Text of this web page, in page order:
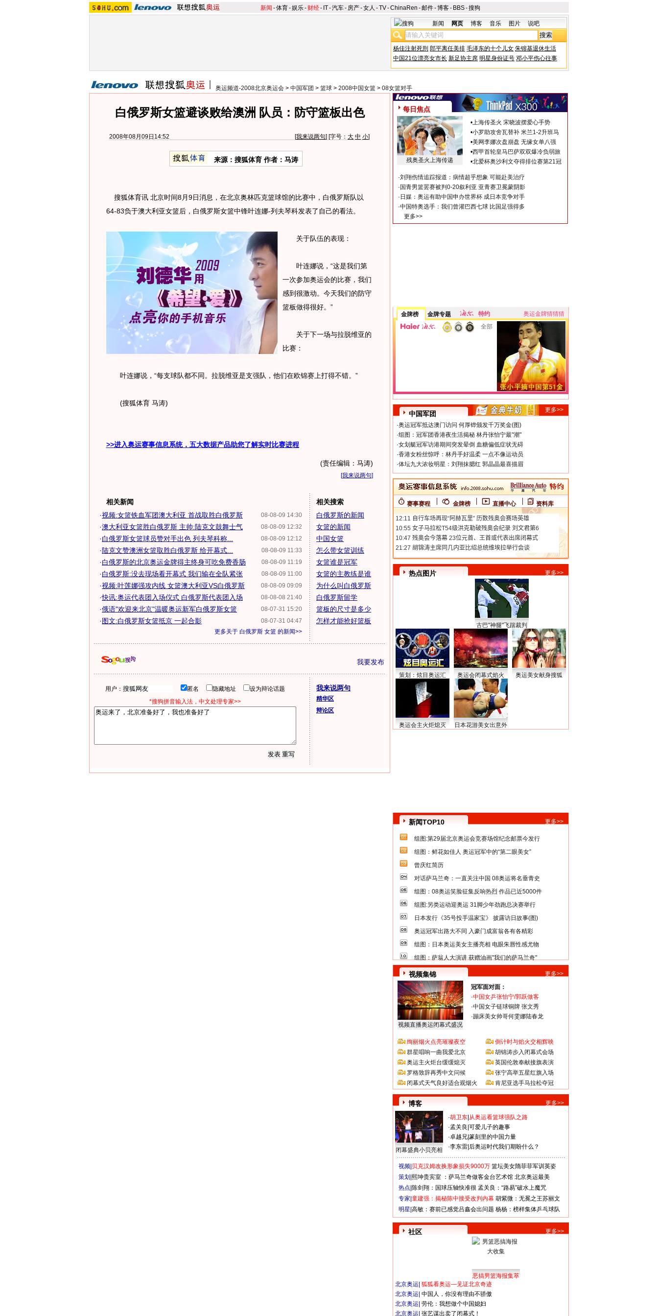
新闻 -体育-娱乐- 财经- IT-汽车- 房产-女人 -TV-ChinaRen -邮件-博客- BBS-搜狗
新闻 网页 博客 音乐 图片 说吧
杨佳注射死刑 郎平离任美排 毛泽东的十个儿女 朱镕基退休生活
中国21位漂亮女市长 新足协主席 明星身份证号 邓小平伤心往事
奥运频道-2008北京奥运会 > 中国军团 > 篮球 > 2008中国女篮 > 08女篮对手
白俄罗斯女篮避谈败给澳洲 队员：防守篮板出色
2008年08月09日14:52 [我来说两句] [字号： 大 中 小]
来源：搜狐体育 作者：马涛
搜狐体育讯 北京时间8月9日消息，在北京奥林匹克篮球馆的比赛中，白俄罗斯队以
64-83负于澳大利亚女篮后，白俄罗斯女篮中锋叶连娜-列夫琴科发表了自己的看法。
关于队伍的表现：
叶连娜说，“这是我们第
一次参加奥运会的比赛，我们
感到很激动。今天我们的防守
篮板做得很好。”
关于下一场与拉脱维亚的
比赛：
叶连娜说，“每支球队都不同。拉脱维亚是支强队，他们在欧锦赛上打得不错。”
(搜狐体育 马涛)
>>进入奥运赛事信息系统，五大数据产品助您了解实时比赛进程
(责任编辑：马涛)
[我来说两句]
相关新闻
08-08-09 14:30
·视频:女篮铁血军团澳大利亚 首战取胜白俄罗斯
08-08-09 12:32
·澳大利亚女篮胜白俄罗斯 主帅:陆克文鼓舞士气
08-08-09 12:12
·白俄罗斯女篮球员赞对手出色 列夫琴科称...
08-08-09 11:33
· 陆克文赞澳洲女篮取胜白俄罗斯 给开幕式...
08-08-09 11:19
·白俄罗斯的北京奥运金牌得主终身可吃免费香肠
08-08-09 11:00
·白俄罗斯:没去现场看开幕式 我们输在全队紧张
08-08-09 09:09
·视频:叶莲娜强攻内线 女篮澳大利亚VS白俄罗斯
08-08-08 21:40
·快讯:奥运代表团入场仪式 白俄罗斯代表团入场
08-07-31 15:20
·俄语"欢迎来北京"温暖奥运新军白俄罗斯女篮
08-07-31 04:47
·图文:白俄罗斯女篮抵京 一起合影
更多关于 白俄罗斯 女篮 的新闻>>
相关搜索
白俄罗斯的新闻
女篮的新闻
中国女篮
怎么带女篮训练
女篮谁是冠军
女篮的主教练是谁
为什么叫白俄罗斯
白俄罗斯留学
篮板的尺寸是多少
怎样才能抢好篮板
我要发布
用户： 匿名 隐藏地址
设为辩论话题
*搜狗拼音输入法，中文处理专家>>
我来说两句
精华区
辩论区
每日焦点
残奥圣火上海传递
•上海传圣火 宋晓波摆爱心手势
•小罗助攻舍瓦替补 米兰1-2升班马
•美网李娜次盘崩盘 无缘女单八强
•西甲首轮皇马巴萨双双爆冷负弱旅
•北爱杯奥沙利文夺得排位赛第21冠
·刘翔伤情追踪报道：病情超乎想象 可能赴美治疗
· 国青男篮罢赛被判0-20叙利亚 亚青赛卫冕蒙阴影
· 日媒：奥运有助中国申办世界杯 成日本竞争对手
·中国特奥选手：我们曾灌巴西七球 比国足强得多
更多>>
金牌榜 金牌专题 特约
奥运金牌猜猜猜
全部
中国军团
更多>>
·奥运冠军抵达澳门访问 何厚铧颁发千万奖金(图)
·组图：冠军团香港夜生活揭秘 林丹张怡宁最"潮"
·女划艇冠军访港期间突发晕倒 血糖偏低症状无碍
·香港女粉丝惊呼：林丹手好温柔 一点不像运动员
·体坛九大浓妆明星：刘翔抹腮红 郭晶晶最喜描眉
赛事赛程 金牌榜 直播中心 资料库
热点图片 更多>>
古巴"神腿"飞踹裁判
策划：炫目奥运汇 奥运会闭幕式焰火 奥运美女献身搜狐
奥运会主火炬熄灭 日本花游美女出意外
新闻TOP10 更多>>
组图:第29届北京奥运会竞赛场馆纪念邮票今发行
组图：鲜花如佳人 奥运冠军中的“第二眼美女”
曾庆红简历
对话萨马兰奇：一直关注中国 08奥运将名垂青史
组图：08奥运笑脸征集反响热烈 作品已近5000件
组图:另类运动迎奥运 31脚少年劲跑总决赛举行
日本发行《35号投手温家宝》 披露访日故事(图)
奥运冠军出路大不同 入豪门成富翁各有各精彩
组图：日本奥运美女主播亮相 电眼朱唇性感尤物
组图：萨翁人大演讲 获赠油画"我们的萨马兰奇"
视频集锦 更多>>
视频直播奥运闭幕式盛况
冠军面对面：
·中国女乒张怡宁/郭跃做客
·中国女子链球铜牌 张文秀
·蹦床美女帅哥何雯娜陆春龙
绚丽烟火点亮璀璨夜空
群星唱响一曲我爱北京
奥运主火炬台缓缓熄灭
罗格致辞再秀中文问候
闭幕式天气良好适合观烟火
倒计时与焰火交相辉映
胡锦涛步入闭幕式会场
英国伦敦奉献接旗表演
张宁高举五星红旗入场
肯尼亚选手马拉松夺冠
博客 更多>>
闭幕盛典小贝亮相
·胡卫东 从奥运看篮球强队之路
·孟关良 可爱儿子的趣事
·卓越兄 篆刻里的中国力量
·李东雷 后奥运时代我们期盼什么？
视频| 贝克汉姆改换形象损失9000万 篮坛美女隋菲菲军训英姿
策划| 熙坤贵宾室 ：萨马兰奇做客金台艺术馆 北京奥运最美
热点| 陈剑翔：国球压轴快准很 孟关良：“路易”破水上魔咒
专家| 童建强：揭秘陈中接受改判内幕 胡紫微：无冕之王苏丽文
明星| 高敏：赛前已感觉吕鑫会出问题 杨杨：榜样集体乒乓球队
社区 更多>>
恶搞男篮海报集萃
北京奥运 狐狐看奥运—见证北京奇迹
北京奥运 中国人，你没有理由不骄傲
北京奥运 劳伦：我想做个中国媳妇
北京奥运 张艺谋出卖了闭幕式！